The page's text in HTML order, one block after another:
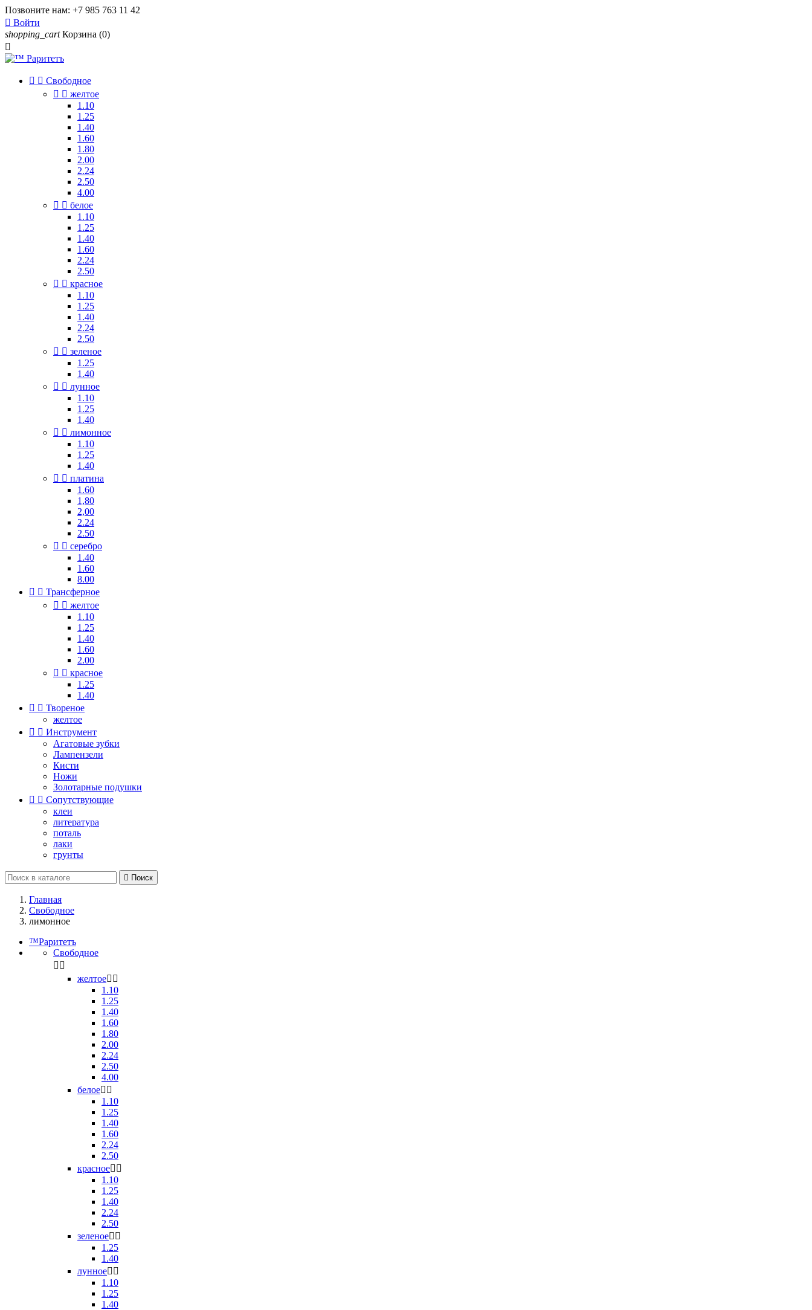
Позвоните нам: +7 985 763 11 42
 Войти
shopping_cart Корзина (0)

  Свободное
  желтое
1.10
1.25
1.40
1.60
1.80
2.00
2.24
2.50
4.00
  белое
1.10
1.25
1.40
1.60
2.24
2.50
  красное
1.10
1.25
1.40
2.24
2.50
  зеленое
1.25
1.40
  лунное
1.10
1.25
1.40
  лимонное
1.10
1.25
1.40
  платина
1.60
1,80
2,00
2.24
2.50
  серебро
1.40
1.60
8.00
  Трансферное
  желтое
1.10
1.25
1.40
1.60
2.00
  красное
1.25
1.40
  Твореное
желтое
  Инструмент
Агатовые зубки
Лампензели
Кисти
Ножи
Золотарные подушки
  Сопутствующие
клеи
литература
поталь
лаки
грунты
 Поиск
Главная
Свободное
лимонное
™Раритетъ
Свободное
 
желтое 
1.10
1.25
1.40
1.60
1.80
2.00
2.24
2.50
4.00
белое 
1.10
1.25
1.40
1.60
2.24
2.50
красное 
1.10
1.25
1.40
2.24
2.50
зеленое 
1.25
1.40
лунное 
1.10
1.25
1.40